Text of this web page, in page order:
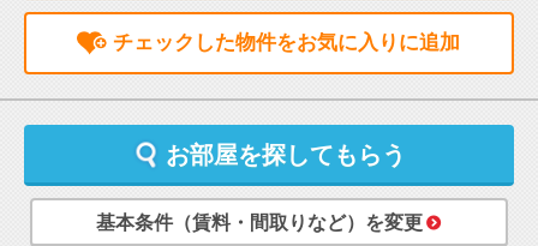
チェックした物件をお気に入りに追加
お部屋を探してもらう
基本条件（賃料・間取りなど）を変更